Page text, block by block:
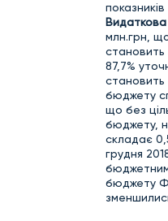
млн.грн,
становить
87,7%
становить
бюджету
що без
бюджету,
складає
грудня
бюджету